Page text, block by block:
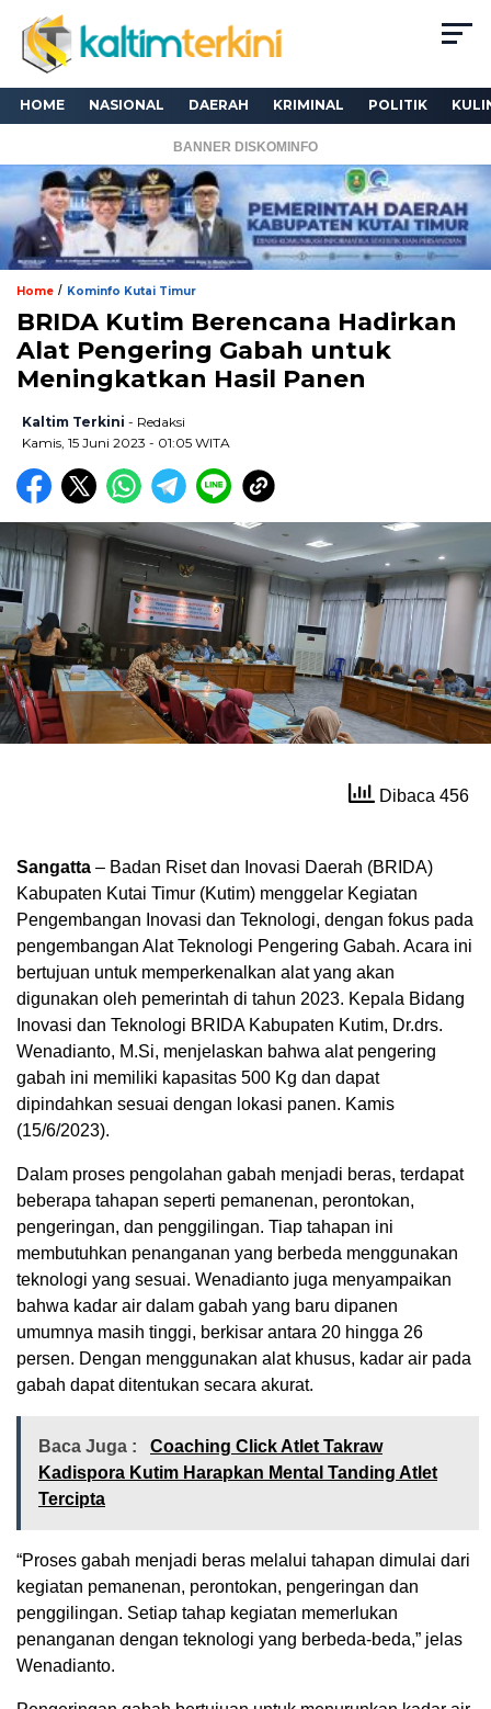
HOME NASIONAL DAERAH KRIMINAL POLITIK
BANNER DISKOMINFO
Home / Kominfo Kutai Timur
BRIDA Kutim Berencana Hadirkan
Alat Pengering Gabah untuk
Meningkatkan Hasil Panen
Kaltim Terkini - Redaksi
Kamis, 15 Juni 2023 - 01:05 WITA
Dibaca 456
Sangatta – Badan Riset dan Inovasi Daerah (BRIDA)
Kabupaten Kutai Timur (Kutim) menggelar Kegiatan
Pengembangan Inovasi dan Teknologi, dengan fokus pada
pengembangan Alat Teknologi Pengering Gabah. Acara ini
bertujuan untuk memperkenalkan alat yang akan
digunakan oleh pemerintah di tahun 2023. Kepala Bidang
Inovasi dan Teknologi BRIDA Kabupaten Kutim, Dr.drs.
Wenadianto, M.Si, menjelaskan bahwa alat pengering
gabah ini memiliki kapasitas 500 Kg dan dapat
dipindahkan sesuai dengan lokasi panen. Kamis
(15/6/2023).
Dalam proses pengolahan gabah menjadi beras, terdapat
beberapa tahapan seperti pemanenan, perontokan,
pengeringan, dan penggilingan. Tiap tahapan ini
membutuhkan penanganan yang berbeda menggunakan
teknologi yang sesuai. Wenadianto juga menyampaikan
bahwa kadar air dalam gabah yang baru dipanen
umumnya masih tinggi, berkisar antara 20 hingga 26
persen. Dengan menggunakan alat khusus, kadar air pada
gabah dapat ditentukan secara akurat.
Baca Juga :
Coaching Click Atlet Takraw
Kadispora Kutim Harapkan Mental Tanding Atlet
Tercipta
“Proses gabah menjadi beras melalui tahapan dimulai dari
kegiatan pemanenan, perontokan, pengeringan dan
penggilingan. Setiap tahap kegiatan memerlukan
penanganan dengan teknologi yang berbeda-beda,” jelas
Wenadianto.